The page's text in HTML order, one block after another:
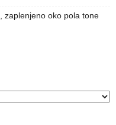
zaplenjeno oko pola tone